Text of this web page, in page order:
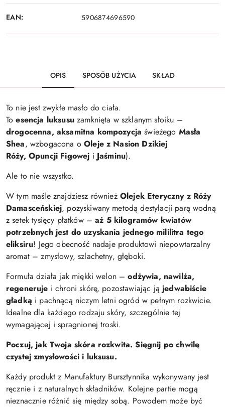
EAN: 5906874696590
OPIS SPOSÓB UŻYCIA SKŁAD
To nie jest zwykłe masło do ciała.
Toesencja luksusuzamknięta w szklanym słoiku –
drogocenna, aksamitna kompozycja świeżego Masła
Shea, wzbogacona oOleje z Nasion Dzikiej
Róży, Opuncji Figowej i Jaśminu).
Ale to nie wszystko.
W tym maśle znajdziesz również Olejek Eteryczny z Róży
Damasceńskiej, pozyskiwany metodą destylacji parą wodną
z setek tysięcy płatków –aż 5 kilogramów kwiatów
potrzebnych jest do uzyskania jednego mililitra tego
eliksiru! Jego obecność nadaje produktowi niepowtarzalny
aromat – zmysłowy, szlachetny, głęboki.
Formuła działa jak miękki welon –odżywia, nawilża,
regeneruje i chroni skórę, pozostawiając jąjedwabiście
gładką i pachnącą niczym letni ogród w pełnym rozkwicie.
Idealne dla każdego rodzaju skóry, szczególnie tej
wymagającej i spragnionej troski.
Poczuj, jak Twoja skóra rozkwita. Sięgnij po chwilę
czystej zmysłowości i luksusu.
Każdy produkt z Manufaktury Bursztynnika wykonywany jest
ręcznie i z naturalnych składników. Kolejne partie mogą
nieznacznie różnić się między sobą. Powodem może być